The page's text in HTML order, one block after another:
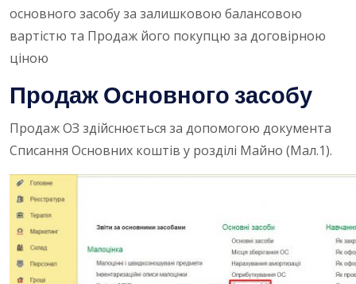
основного засобу за залишковою балансовою
вартістю та Продаж його покупцю за договірною
ціною
Продаж Основного засобу
Продаж ОЗ здійснюється за допомогою документа
Списання Основних коштів у розділі Майно (Мал.1).